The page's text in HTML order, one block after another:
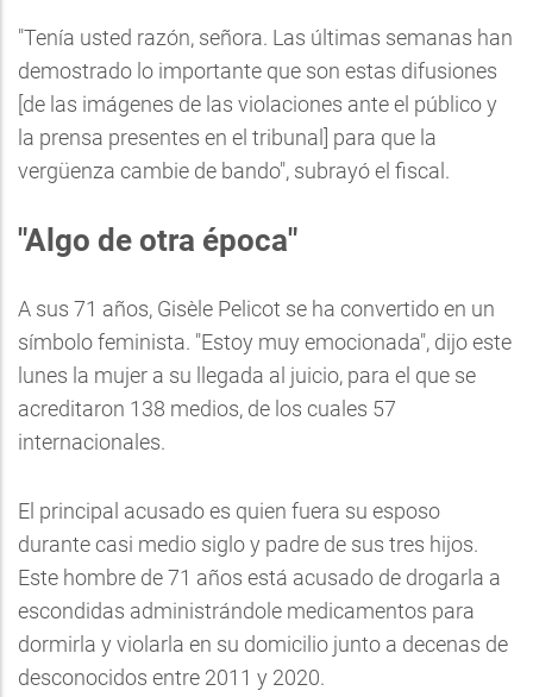
"Tenía usted razón, señora. Las últimas semanas han
demostrado lo importante que son estas difusiones
[de las imágenes de las violaciones ante el público y
la prensa presentes en el tribunal] para que la
vergüenza cambie de bando", subrayó el fiscal.
"Algo de otra época"
A sus 71 años, Gisèle Pelicot se ha convertido en un
símbolo feminista. "Estoy muy emocionada", dijo este
lunes la mujer a su llegada al juicio, para el que se
acreditaron 138 medios, de los cuales 57
internacionales.
El principal acusado es quien fuera su esposo
durante casi medio siglo y padre de sus tres hijos.
Este hombre de 71 años está acusado de drogarla a
escondidas administrándole medicamentos para
dormirla y violarla en su domicilio junto a decenas de
desconocidos entre 2011 y 2020.